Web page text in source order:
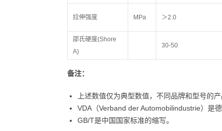
拉伸强度 MPa ＞2.0
邵氏硬度(Shore
A)
30-50
备注：
上述数值仅为典型数值，不同品牌和型号的产
VDA（Verband der Automobilindustrie）是
GB/T是中国国家标准的缩写。